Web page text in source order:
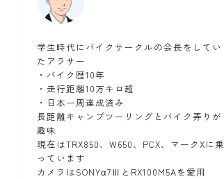
バンドック
メンテナンススタンド ユーザー車検
ワークマン 北海道ツーリング
楽天マガジン 知多半島
学生時代にバイクサークルの会長をしてい
たアラサー
・バイク歴10年
・走行距離10万キロ超
・日本一周達成済み
長距離キャンプツーリングとバイク弄りが
趣味
現在はTRX850、W650、PCX、マークXに乗
っています
カメラはSONYα7ⅢとRX100M5Aを愛用